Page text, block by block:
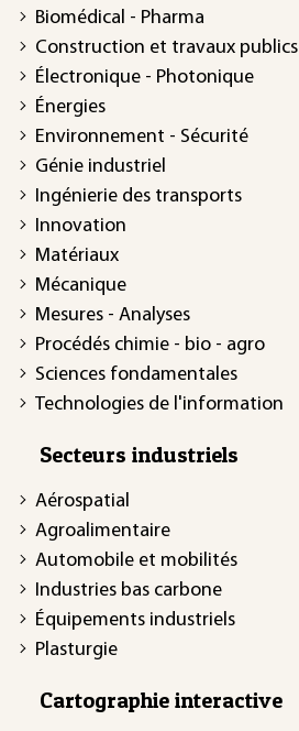
Biomédical - Pharma
Construction et travaux publics
Électronique - Photonique
Énergies
Environnement - Sécurité
Génie industriel
Ingénierie des transports
Innovation
Matériaux
Mécanique
Mesures - Analyses
Procédés chimie - bio - agro
Sciences fondamentales
Technologies de l'information
Secteurs industriels
Aérospatial
Agroalimentaire
Automobile et mobilités
Industries bas carbone
Équipements industriels
Plasturgie
Cartographie interactive